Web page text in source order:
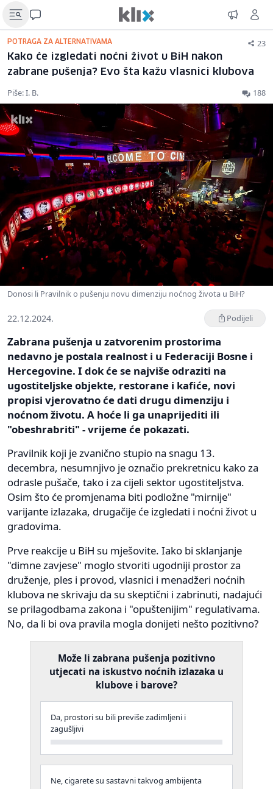
POTRAGA ZA ALTERNATIVAMA 23
Kako će izgledati noćni život u BiH nakon
zabrane pušenja? Evo šta kažu vlasnici klubova
Piše: I. B. 188
Donosi li Pravilnik o pušenju novu dimenziju noćnog života u BiH?
22.12.2024. Podijeli
Zabrana pušenja u zatvorenim prostorima
nedavno je postala realnost i u Federaciji Bosne i
Hercegovine. I dok će se najviše odraziti na
ugostiteljske objekte, restorane i kafiće, novi
propisi vjerovatno će dati drugu dimenziju i
noćnom životu. A hoće li ga unaprijediti ili
"obeshrabriti" - vrijeme će pokazati.
Pravilnik koji je zvanično stupio na snagu 13.
decembra, nesumnjivo je označio prekretnicu kako za
odrasle pušače, tako i za cijeli sektor ugostiteljstva.
Osim što će promjenama biti podložne "mirnije"
varijante izlazaka, drugačije će izgledati i noćni život u
gradovima.
Prve reakcije u BiH su mješovite. Iako bi sklanjanje
"dimne zavjese" moglo stvoriti ugodniji prostor za
druženje, ples i provod, vlasnici i menadžeri noćnih
klubova ne skrivaju da su skeptični i zabrinuti, nadajući
se prilagodbama zakona i "opuštenijim" regulativama.
No, da li bi ova pravila mogla donijeti nešto pozitivno?